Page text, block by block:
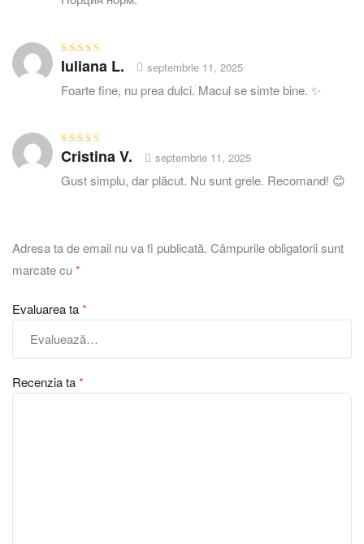
Evaluat la 5
din 5
Iuliana L. septembrie 11, 2025
Foarte fine, nu prea dulci. Macul se simte bine. ✨
Evaluat la5
din 5
Cristina V. septembrie 11, 2025
Gust simplu, dar plăcut. Nu sunt grele. Recomand! 😊
Adresa ta de email nu va fi publicată. Câmpurile obligatorii sunt
marcate cu*
Evaluarea ta*
Recenzia ta*